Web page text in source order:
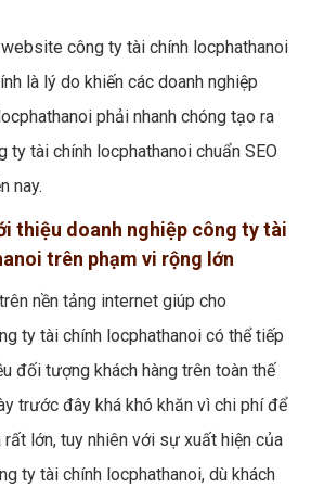
công ty tài chính locphathanoi
là lý do khiến các doanh nghiệp
phải nhanh chóng tạo ra
tài chính locphathanoi chuẩn SEO
nay.
thiệu doanh nghiệp công ty tài
trên phạm vi rộng lớn
nền tảng internet giúp cho
ty tài chính locphathanoi có thể tiếp
đối tượng khách hàng trên toàn thế
trước đây khá khó khăn vì chi phí để
rất lớn, tuy nhiên với sự xuất hiện của
ty tài chính locphathanoi, dù khách